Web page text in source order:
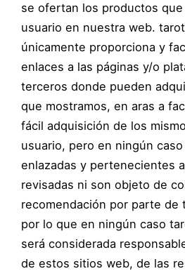
se ofertan los productos que
usuario en nuestra web.
únicamente proporciona y
enlaces a las páginas y/o
terceros donde pueden
que mostramos, en aras a
fácil adquisición de los
usuario, pero en ningún
enlazadas y pertenecientes
revisadas ni son objeto de
recomendación por parte de
por lo que en ningún caso
será considerada
de estos sitios web, de las